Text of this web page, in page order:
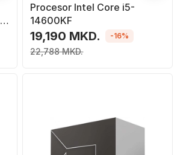
Procesor Intel Core i5-
14600KF
19,190 MKD.
22,788 MKD.
-16%